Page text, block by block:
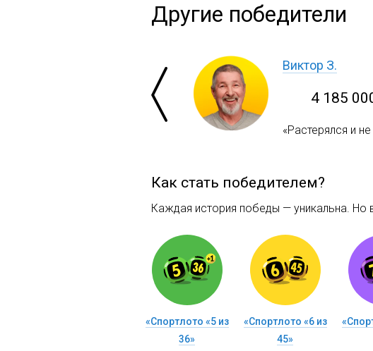
Другие победители
Виктор З.
4 185
«Растерялся и
Как стать победителем?
Каждая история победы — уникальна. Но
«Спортлото «5 из
36»
«Спортлото «6 из
45»